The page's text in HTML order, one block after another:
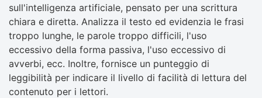
sull'intelligenza artificiale, pensato per una scrittura
chiara e diretta. Analizza il testo ed evidenzia le frasi
troppo lunghe, le parole troppo difficili, l'uso
eccessivo della forma passiva, l'uso eccessivo di
avverbi, ecc. Inoltre, fornisce un punteggio di
leggibilità per indicare il livello di facilità di lettura del
contenuto per i lettori.